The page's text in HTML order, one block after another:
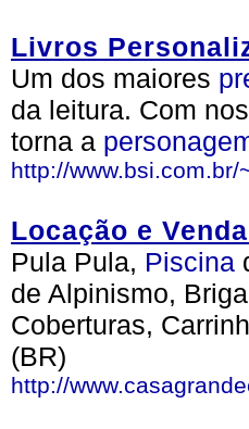
Livros
Um dos maiores
da leitura. Com
torna a
http://www.bsi.com.br/
Locação e
Pula Pula, Piscina
de Alpinismo,
Coberturas,
(BR)
http://